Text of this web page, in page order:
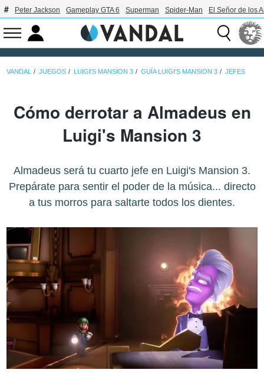
Peter Jackson Gameplay GTA 6 Superman Spider-Man El Señor de los
VANDAL JUEGOS LUIGI'S MANSION 3 GUÍA LUIGI'S MANSION 3 JEFES
Cómo derrotar a Almadeus en
Luigi's Mansion 3
Almadeus será tu cuarto jefe en Luigi's Mansion 3.
Prepárate para sentir el poder de la música... directo
a tus morros para saltarte todos los dientes.